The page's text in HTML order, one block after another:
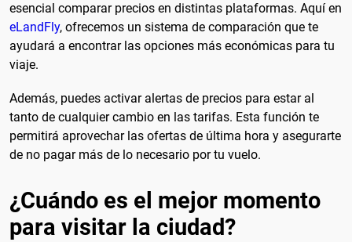
esencial comparar precios en distintas plataformas. Aquí en
eLandFly, ofrecemos un sistema de comparación que te
ayudará a encontrar las opciones más económicas para tu
viaje.
Además, puedes activar alertas de precios para estar al
tanto de cualquier cambio en las tarifas. Esta función te
permitirá aprovechar las ofertas de última hora y asegurarte
de no pagar más de lo necesario por tu vuelo.
¿Cuándo es el mejor momento
para visitar la ciudad?